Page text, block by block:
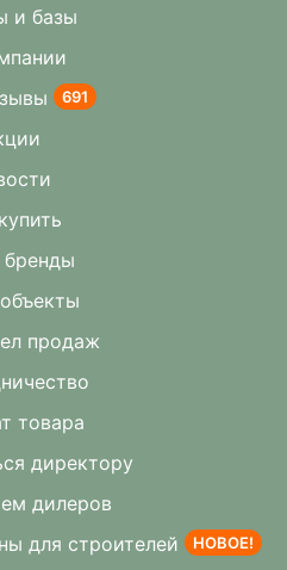
и базы
691
продаж
товара
директору
дилеров
для строителей
НОВОЕ!